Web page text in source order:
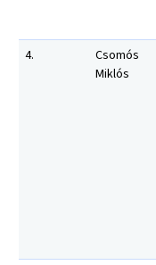
4.
Csomós
Miklós